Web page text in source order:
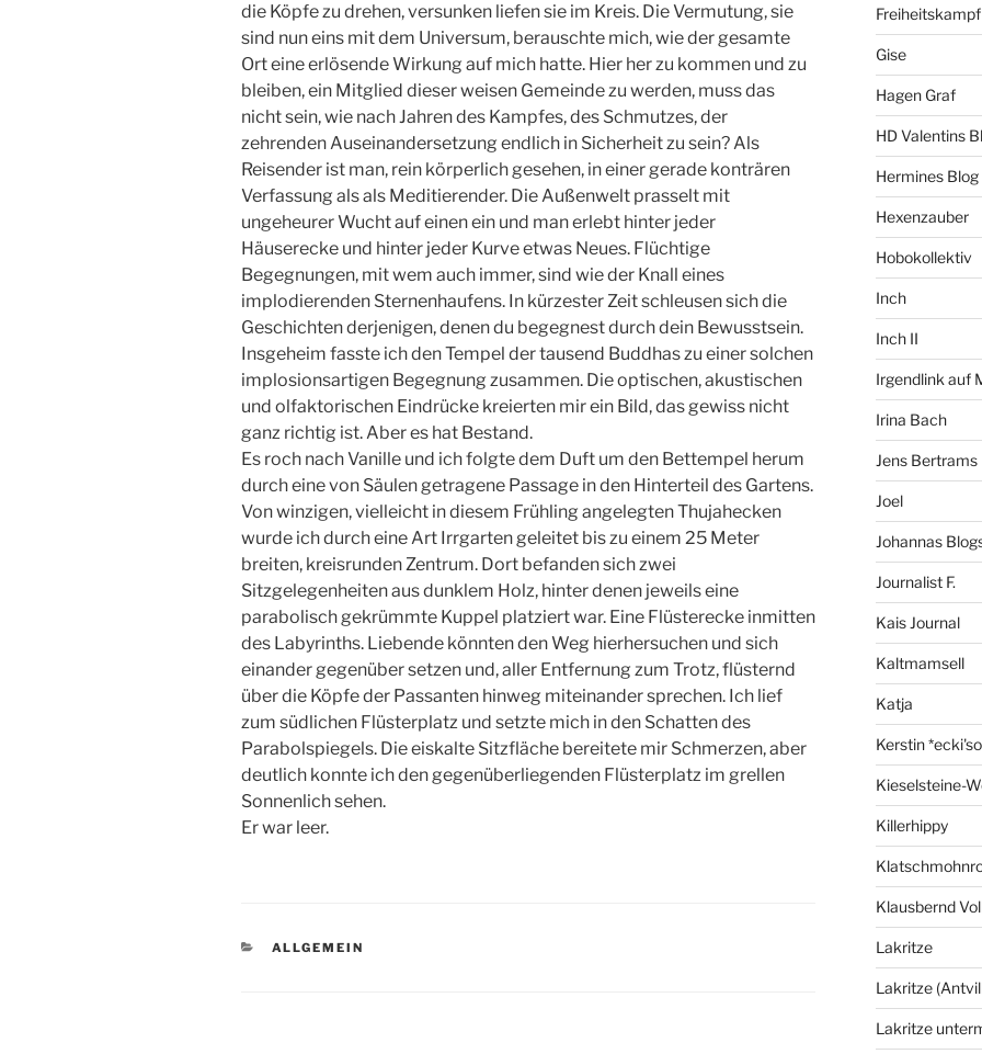
die Köpfe zu drehen, versunken liefen sie im Kreis. Die Vermutung, sie
sind nun eins mit dem Universum, berauschte mich, wie der gesamte
Ort eine erlösende Wirkung auf mich hatte. Hier her zu kommen und zu
bleiben, ein Mitglied dieser weisen Gemeinde zu werden, muss das
nicht sein, wie nach Jahren des Kampfes, des Schmutzes, der
zehrenden Auseinandersetzung endlich in Sicherheit zu sein? Als
Reisender ist man, rein körperlich gesehen, in einer gerade konträren
Verfassung als als Meditierender. Die Außenwelt prasselt mit
ungeheurer Wucht auf einen ein und man erlebt hinter jeder
Häuserecke und hinter jeder Kurve etwas Neues. Flüchtige
Begegnungen, mit wem auch immer, sind wie der Knall eines
implodierenden Sternenhaufens. In kürzester Zeit schleusen sich die
Geschichten derjenigen, denen du begegnest durch dein Bewusstsein.
Insgeheim fasste ich den Tempel der tausend Buddhas zu einer solchen
implosionsartigen Begegnung zusammen. Die optischen, akustischen
und olfaktorischen Eindrücke kreierten mir ein Bild, das gewiss nicht
ganz richtig ist. Aber es hat Bestand.
Es roch nach Vanille und ich folgte dem Duft um den Bettempel herum
durch eine von Säulen getragene Passage in den Hinterteil des Gartens.
Von winzigen, vielleicht in diesem Frühling angelegten Thujahecken
wurde ich durch eine Art Irrgarten geleitet bis zu einem 25 Meter
breiten, kreisrunden Zentrum. Dort befanden sich zwei
Sitzgelegenheiten aus dunklem Holz, hinter denen jeweils eine
parabolisch gekrümmte Kuppel platziert war. Eine Flüsterecke inmitten
des Labyrinths. Liebende könnten den Weg hierhersuchen und sich
einander gegenüber setzen und, aller Entfernung zum Trotz, flüsternd
über die Köpfe der Passanten hinweg miteinander sprechen. Ich lief
zum südlichen Flüsterplatz und setzte mich in den Schatten des
Parabolspiegels. Die eiskalte Sitzfläche bereitete mir Schmerzen, aber
deutlich konnte ich den gegenüberliegenden Flüsterplatz im grellen
Sonnenlich sehen.
Er war leer.
KATEGORIEN
ALLGEMEIN
Freiheitskampf
Gise
Hagen Graf
HD Valentins
Hermines Blog
Hexenzauber
Hobokollektiv
Inch
Inch II
Irgendlink auf
Irina Bach
Jens Bertrams
Joel
Johannas
Journalist F.
Kais Journal
Kaltmamsell
Katja
Kerstin
Kieselsteine-
Killerhippy
Klausbernd
Lakritze
Lakritze
Lakritze